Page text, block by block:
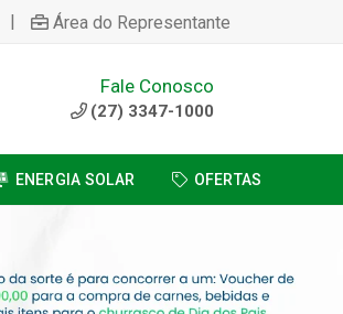
| Área do Representante
Fale Conosco
(27) 3347-1000
ENERGIA SOLAR OFERTAS